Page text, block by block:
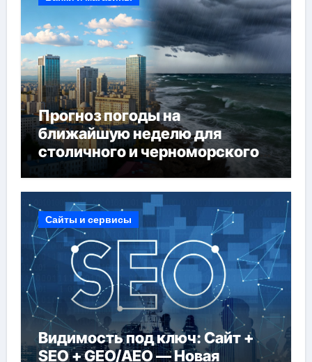
Прогноз погоды на
ближайшую неделю для
столичного и черноморского
регионов
Сайты и сервисы
Видимость под ключ: Сайт +
SEO + GEO/AEO — Новая